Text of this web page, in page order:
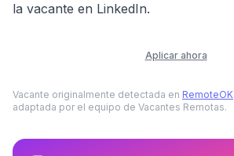
la vacante en LinkedIn.
Aplicar ahora
Vacante originalmente detectada en RemoteOK
adaptada por el equipo de Vacantes Remotas.